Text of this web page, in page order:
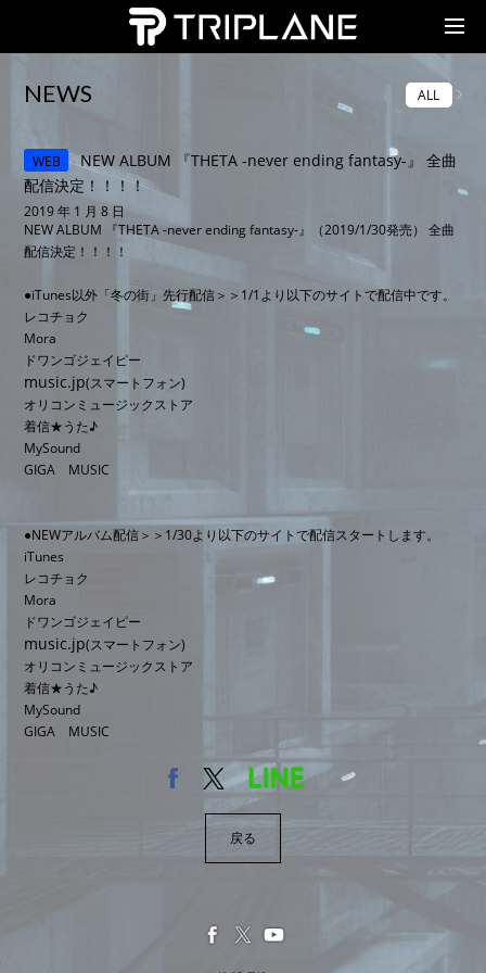
TRIPLANE Passengers
NEWS ALL
WEB
NEW ALBUM 『THETA -never ending fantasy-』 全曲
配信決定！！！！
2019 年 1 月 8 日
NEW ALBUM 『THETA -never ending fantasy-』（2019/1/30発売） 全曲
配信決定！！！！
●iTunes以外「冬の街」先行配信＞＞1/1より以下のサイトで配信中です。
レコチョク
Mora
ドワンゴジェイピー
music.jp(スマートフォン)
オリコンミュージックストア
着信★うた♪
MySound
GIGA MUSIC
●NEWアルバム配信＞＞1/30より以下のサイトで配信スタートします。
iTunes
レコチョク
Mora
ドワンゴジェイピー
music.jp(スマートフォン)
オリコンミュージックストア
着信★うた♪
MySound
GIGA MUSIC
戻る